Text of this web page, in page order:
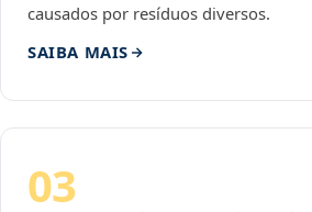
causados por resíduos diversos.
SAIBA MAIS
03